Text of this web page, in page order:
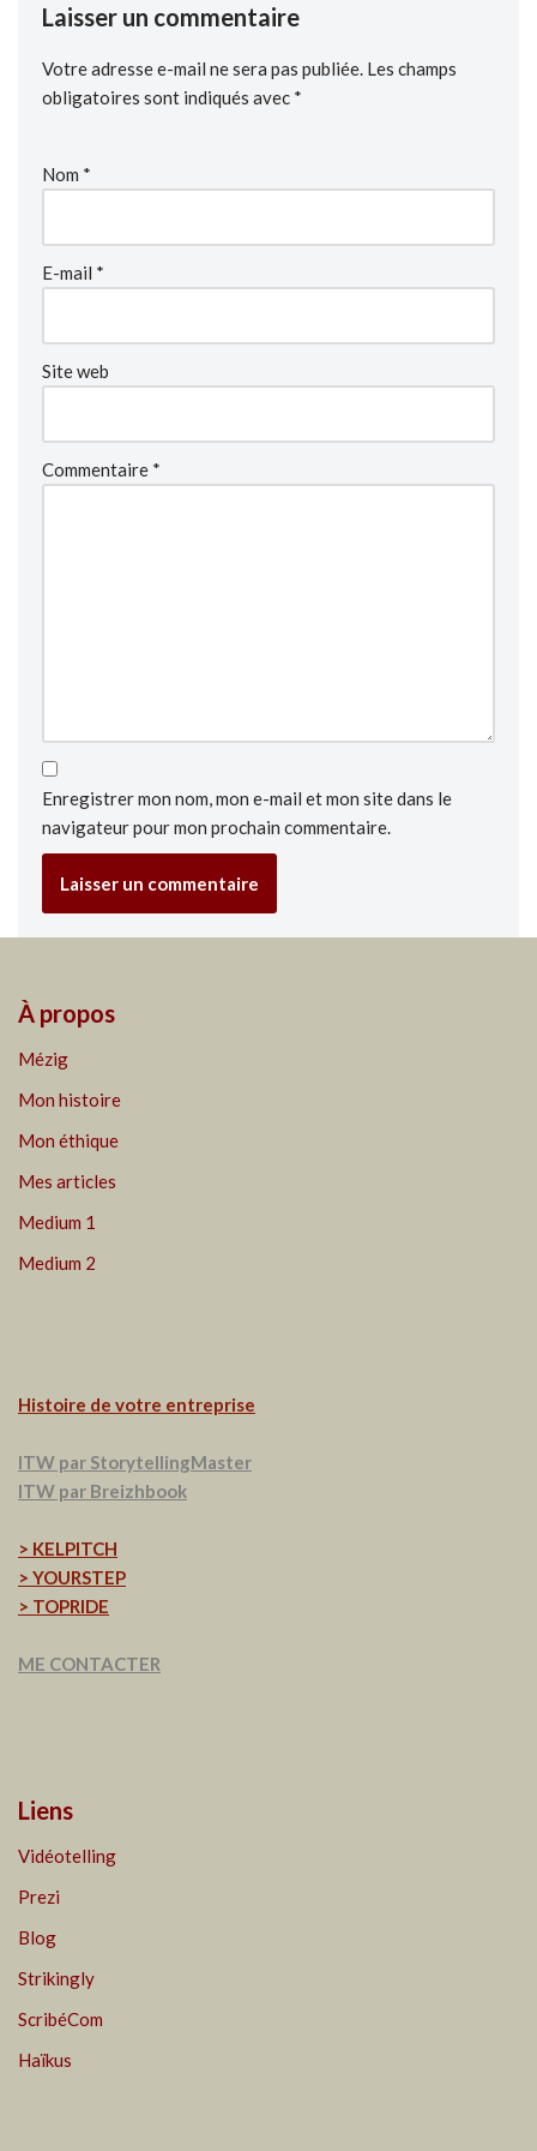
Laisser un commentaire
Votre adresse e-mail ne sera pas publiée. Les champs
obligatoires sont indiqués avec *
Nom *
E-mail *
Site web
Commentaire *
Enregistrer mon nom, mon e-mail et mon site dans le
navigateur pour mon prochain commentaire.
À propos
Mézig
Mon histoire
Mon éthique
Mes articles
Medium 1
Medium 2
Histoire de votre entreprise
ITW par StorytellingMaster
ITW par Breizhbook
> KELPITCH
> YOURSTEP
> TOPRIDE
ME CONTACTER
Liens
Vidéotelling
Prezi
Blog
Strikingly
ScribéCom
Haïkus